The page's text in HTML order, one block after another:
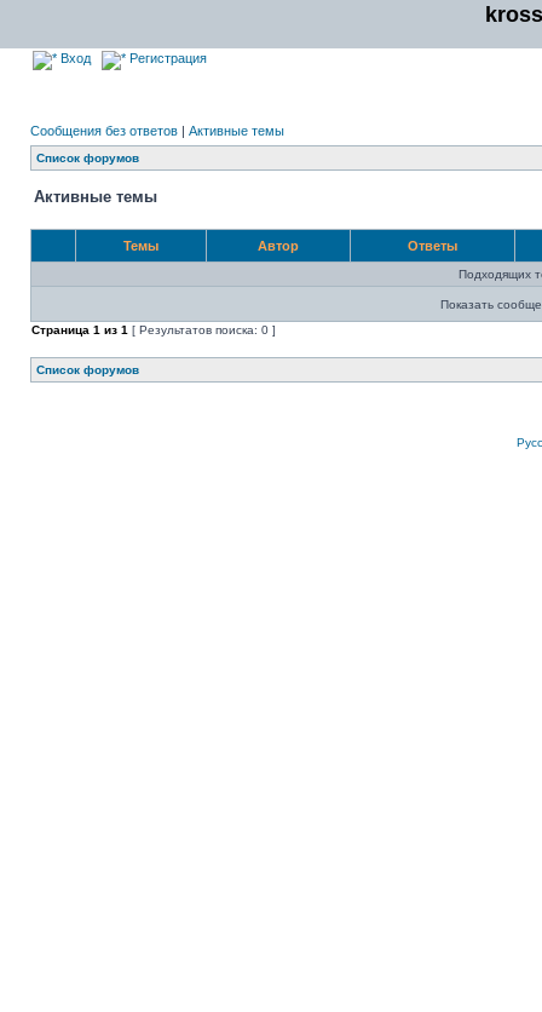
Вход Регистрация
Сообщения без ответов | Активные темы
Список форумов
Активные темы
Темы Автор Ответы
Подходящих
Показать
Страница 1 из 1 [ Результатов поиска: 0 ]
Список форумов